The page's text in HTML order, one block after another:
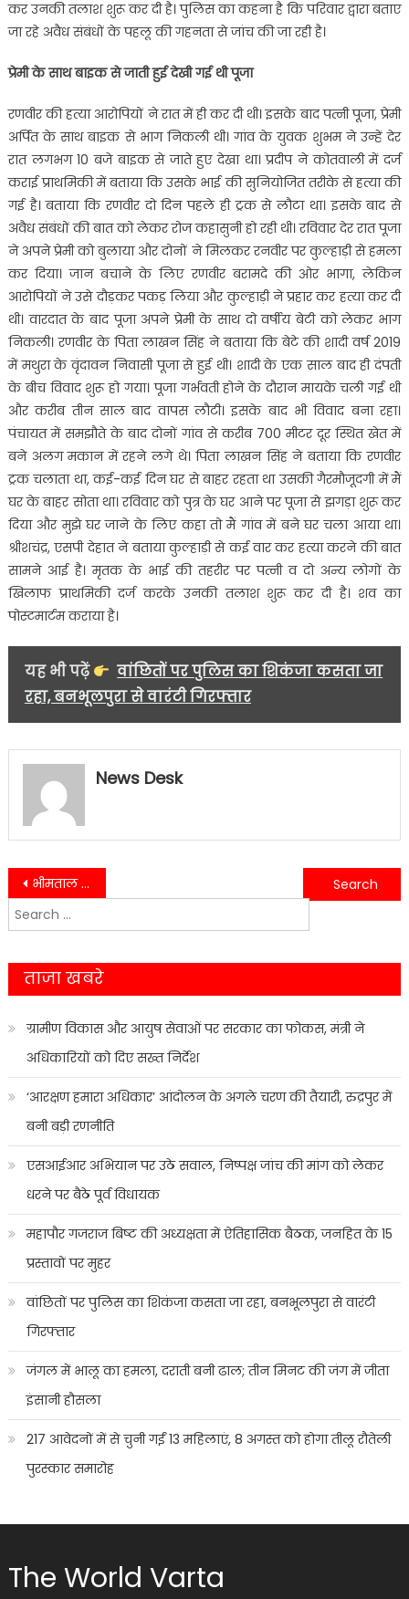
कर उनकी तलाश शुरू कर दी है। पुलिस का कहना है कि परिवार द्वारा बताए
जा रहे अवैध संबंधों के पहलू की गहनता से जांच की जा रही है।
प्रेमी के साथ बाइक से जाती हुई देखी गई थी पूजा
रणवीर की हत्या आरोपियों ने रात में ही कर दी थी। इसके बाद पत्नी पूजा, प्रेमी
अर्पित के साथ बाइक से भाग निकली थी। गांव के युवक शुभम ने उन्हें देर
रात लगभग 10 बजे बाइक से जाते हुए देखा था। प्रदीप ने कोतवाली में दर्ज
कराई प्राथमिकी में बताया कि उसके भाई की सुनियोजित तरीके से हत्या की
गई है। बताया कि रणवीर दो दिन पहले ही ट्रक से लौटा था। इसके बाद से
अवैध संबंधों की बात को लेकर रोज कहासुनी हो रही थी। रविवार देर रात पूजा
ने अपने प्रेमी को बुलाया और दोनों ने मिलकर रनवीर पर कुल्हाड़ी से हमला
कर दिया। जान बचाने के लिए रणवीर बरामदे की ओर भागा, लेकिन
आरोपियों ने उसे दौड़कर पकड़ लिया और कुल्हाड़ी ने प्रहार कर हत्या कर दी
थी। वारदात के बाद पूजा अपने प्रेमी के साथ दो वर्षीय बेटी को लेकर भाग
निकली। रणवीर के पिता लाखन सिंह ने बताया कि बेटे की शादी वर्ष 2019
में मथुरा के वृंदावन निवासी पूजा से हुई थी। शादी के एक साल बाद ही दंपती
के बीच विवाद शुरू हो गया। पूजा गर्भवती होने के दौरान मायके चली गई थी
और करीब तीन साल बाद वापस लौटी। इसके बाद भी विवाद बना रहा।
पंचायत में समझौते के बाद दोनों गांव से करीब 700 मीटर दूर स्थित खेत में
बने अलग मकान में रहने लगे थे। पिता लाखन सिंह ने बताया कि रणवीर
ट्रक चलाता था, कई-कई दिन घर से बाहर रहता था उसकी गैरमौजूदगी में मैं
घर के बाहर सोता था। रविवार को पुत्र के घर आने पर पूजा से झगड़ा शुरू कर
दिया और मुझे घर जाने के लिए कहा तो मैं गांव में बने घर चला आया था।
श्रीशचंद्र, एसपी देहात ने बताया कुल्हाड़ी से कई वार कर हत्या करने की बात
सामने आई है। मृतक के भाई की तहरीर पर पत्नी व दो अन्य लोगों के
खिलाफ प्राथमिकी दर्ज करके उनकी तलाश शुरू कर दी है। शव का
पोस्टमार्टम कराया है।
यह भी पढ़ें
वांछितों पर पुलिस का शिकंजा कसता जा
रहा, बनभूलपुरा से वारंटी गिरफ्तार
News Desk
Post
navigation
भीमताल में विकास की बौछार, कैंचीधाम बाईपास 15 जून तक खुलने वाला….
लीक किताब विवाद पर राहुल गांधी का बड़ा बयान—‘मुझे पूर्व सेनाध्यक्ष नरवणे पर पूरा भरोसा’
Search
for:
ताजा खबरे
ग्रामीण विकास और आयुष सेवाओं पर सरकार का फोकस, मंत्री ने
अधिकारियों को दिए सख्त निर्देश
‘आरक्षण हमारा अधिकार’ आंदोलन के अगले चरण की तैयारी, रुद्रपुर में
बनी बड़ी रणनीति
एसआईआर अभियान पर उठे सवाल, निष्पक्ष जांच की मांग को लेकर
धरने पर बैठे पूर्व विधायक
महापौर गजराज बिष्ट की अध्यक्षता में ऐतिहासिक बैठक, जनहित के 15
प्रस्तावों पर मुहर
वांछितों पर पुलिस का शिकंजा कसता जा रहा, बनभूलपुरा से वारंटी
गिरफ्तार
जंगल में भालू का हमला, दराती बनी ढाल; तीन मिनट की जंग में जीता
इंसानी हौसला
217 आवेदनों में से चुनी गईं 13 महिलाएं, 8 अगस्त को होगा तीलू रौतेली
पुरस्कार समारोह
The World Varta